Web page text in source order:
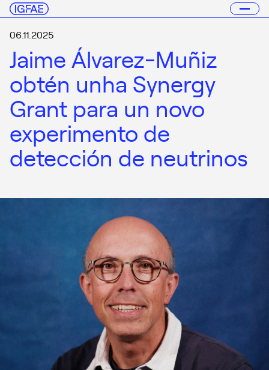
06.11.2025
Jaime Álvarez-Muñiz
obtén unha Synergy
Grant para un novo
experimento de
detección de neutrinos